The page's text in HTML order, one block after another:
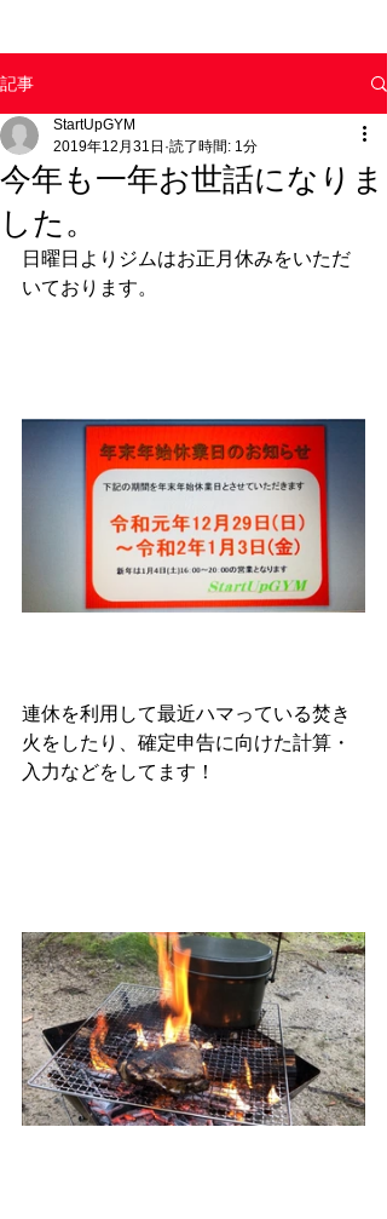
記事
今年も一年お世話になりま
した。
StartUpGYM
2019年12月31日 読了時間: 1分
日曜日よりジムはお正月休みをいただ
いております。
連休を利用して最近ハマっている焚き
火をしたり、確定申告に向けた計算・
入力などをしてます！